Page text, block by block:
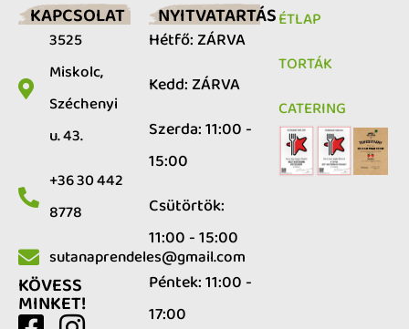
KAPCSOLAT
3525
Miskolc,
Széchenyi
u. 43.
+36 30 442
8778
sutanaprendeles@gmail.com
KÖVESS
MINKET!
NYITVATARTÁS
Hétfő: ZÁRVA
Kedd: ZÁRVA
Szerda: 11:00 -
15:00
Csütörtök:
11:00 - 15:00
Péntek: 11:00 -
17:00
ÉTLAP
TORTÁK
CATERING